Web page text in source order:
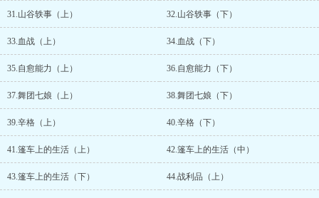
31.山谷轶事（上） 32.山谷轶事（下）
33.血战（上） 34.血战（下）
35.自愈能力（上） 36.自愈能力（下）
37.舞团七娘（上） 38.舞团七娘（下）
39.辛格（上） 40.辛格（下）
41.篷车上的生活（上） 42.篷车上的生活（中）
43.篷车上的生活（下） 44.战利品（上）